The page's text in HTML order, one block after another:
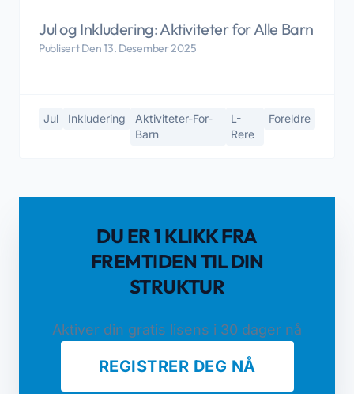
Jul og Inkludering: Aktiviteter for Alle Barn
Publisert Den 13. Desember 2025
Jul Inkludering
Aktiviteter-For-
Barn
L-
Rere
Foreldre
DU ER 1 KLIKK FRA
FREMTIDEN TIL DIN
STRUKTUR
Aktiver din gratis lisens i 30 dager nå
REGISTRER DEG NÅ